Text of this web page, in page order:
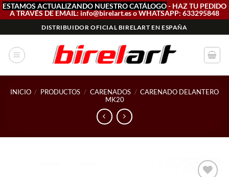
ESTAMOS ACTUALIZANDO NUESTRO CATÁLOGO- HAZ TU PEDIDO
A TRAVÉS DE EMAIL: info@birelart.es o WHATSAPP: 633295848
al
contenido
DISTRIBUIDOR OFICIAL BIRELART EN ESPAÑA
INICIO / PRODUCTOS / CARENADOS / CARENADO DELANTERO
MK20